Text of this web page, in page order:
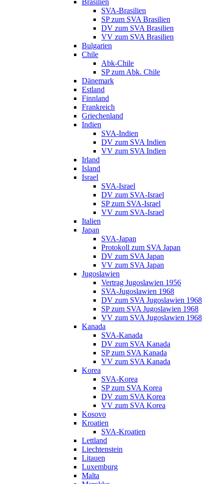
SVA-Brasilien
SP zum SVA Brasilien
DV zum SVA Brasilien
VV zum SVA Brasilien
Bulgarien
Chile
Abk-Chile
SP zum Abk. Chile
Dänemark
Estland
Finnland
Frankreich
Griechenland
Indien
SVA-Indien
DV zum SVA Indien
VV zum SVA Indien
Irland
Island
Israel
SVA-Israel
DV zum SVA-Israel
SP zum SVA-Israel
VV zum SVA-Israel
Italien
Japan
SVA-Japan
Protokoll zum SVA Japan
DV zum SVA Japan
VV zum SVA Japan
Jugoslawien
Vertrag Jugoslawien 1956
SVA-Jugoslawien 1968
DV zum SVA Jugoslawien 1968
SP zum SVA Jugoslawien 1968
VV zum SVA Jugoslawien 1968
Kanada
SVA-Kanada
DV zum SVA Kanada
SP zum SVA Kanada
VV zum SVA Kanada
Korea
SVA-Korea
SP zum SVA Korea
DV zum SVA Korea
VV zum SVA Korea
Kosovo
Kroatien
SVA-Kroatien
Lettland
Liechtenstein
Litauen
Luxemburg
Malta